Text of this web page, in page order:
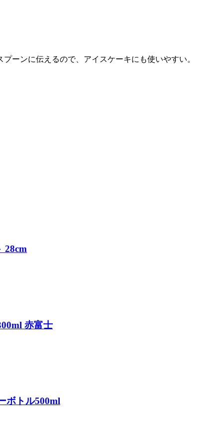
ーンに伝えるので、アイスケーキにも使いやすい。
28cm
赤富士
ボトル500ml